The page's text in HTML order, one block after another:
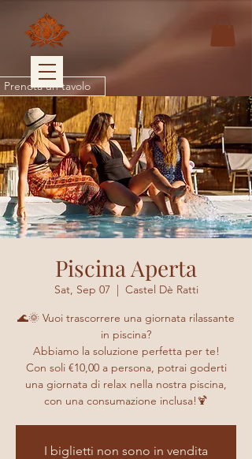
Piscina Aperta
Sat, Sep 07
  |
Castel Dè Ratti
🌊🌞 Vuoi trascorrere una giornata rilassante
in piscina?
Abbiamo la soluzione perfetta per te!
Con soli €10,00 a persona, potrai goderti
una giornata di relax nella nostra piscina,
con una consumazione inclusa!🍹
I biglietti non sono in vendita
Prenota un tavolo